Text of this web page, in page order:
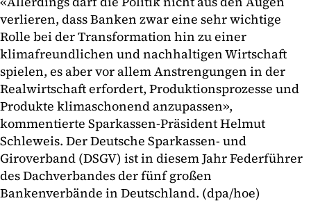
verlieren, dass Banken zwar eine sehr wichtige
Rolle bei der Transformation hin zu einer
klimafreundlichen und nachhaltigen Wirtschaft
spielen, es aber vor allem Anstrengungen in der
Realwirtschaft erfordert, Produktionsprozesse und
Produkte klimaschonend anzupassen»,
kommentierte Sparkassen-Präsident Helmut
Schleweis. Der Deutsche Sparkassen- und
Giroverband (DSGV) ist in diesem Jahr Federführer
des Dachverbandes der fünf großen
Bankenverbände in Deutschland. (dpa/hoe)